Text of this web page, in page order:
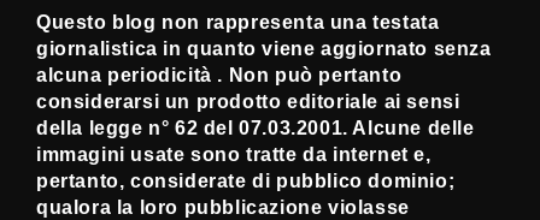
Questo blog non rappresenta una testata
giornalistica in quanto viene aggiornato senza
alcuna periodicità . Non può pertanto
considerarsi un prodotto editoriale ai sensi
della legge n° 62 del 07.03.2001. Alcune delle
immagini usate sono tratte da internet e,
pertanto, considerate di pubblico dominio;
qualora la loro pubblicazione violasse